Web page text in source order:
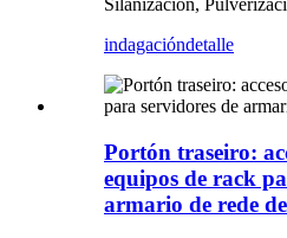
Silanización,
indagacióndetalle
Portón traseiro:
equipos de rack
armario de rede